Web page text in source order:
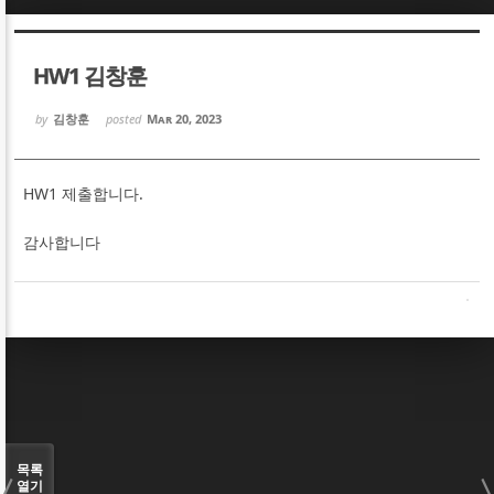
HW1 김창훈
by 김창훈 posted Mar 20, 2023
HW1 제출합니다.
감사합니다
목록
열기
Sketchbook5, 스케치북5
Sketchbook5, 스케치북5
Sketchbook5, 스케치북5
Sketchbook5, 스케치북5